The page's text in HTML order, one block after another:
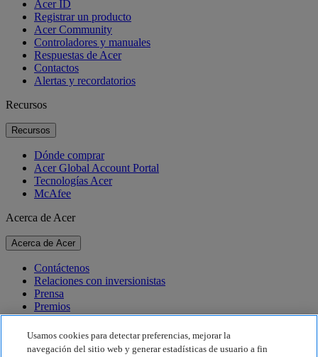
Acer ID
Registrar un producto
Acer Community
Controladores y manuales
Respuestas de Acer
Contactos
Alertas y recordatorios
Recursos
Recursos
Dónde comprar
Acer Global Account Portal
Tecnologías Acer
McAfee
Acerca de Acer
Acerca de Acer
Contáctenos
Relaciones con inversionistas
Prensa
Premios
Eventos
Sostenibilidad
Usamos cookies para detectar preferencias, mejorar la
navegación del sitio web y generar estadísticas de usuario a fin